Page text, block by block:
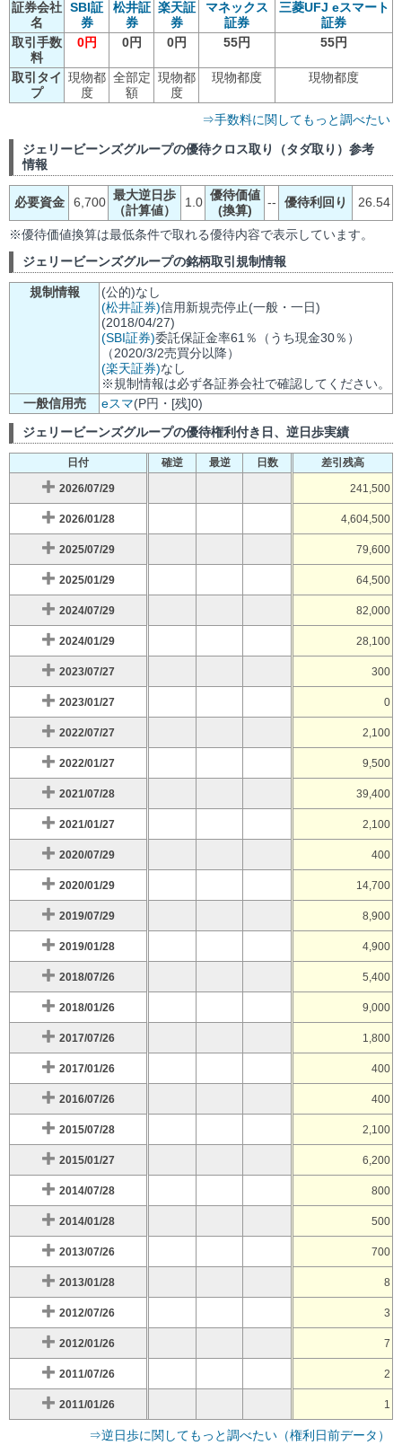
証券会社
名
SBI証
券
松井証
券
楽天証
券
マネックス
証券
三菱UFJ eスマート
証券
取引手数
料
0円 0円 0円 55円 55円
取引タイ
プ
現物都
度
全部定
額
現物都
度
現物都度 現物都度
⇒手数料に関してもっと調べたい
ジェリービーンズグループの優待クロス取り（タダ取り）参考
情報
必要資金 6,700 最大逆日歩
（計算値）
1.0 優待価値
(換算)
-- 優待利回り 26.54
※優待価値換算は最低条件で取れる優待内容で表示しています。
ジェリービーンズグループの銘柄取引規制情報
規制情報
(公的)なし
(松井証券)信用新規売停止(一般・一日)
(2018/04/27)
(SBI証券)委託保証金率61％（うち現金30％）
（2020/3/2売買分以降）
(楽天証券)なし
※規制情報は必ず各証券会社で確認してください。
一般信用売
eスマ(P円・[残]0)
ジェリービーンズグループの優待権利付き日、逆日歩実績
日付 確逆 最逆 日数 差引残高
2026/07/29 241,500
2026/01/28 4,604,500
2025/07/29 79,600
2025/01/29 64,500
2024/07/29 82,000
2024/01/29 28,100
2023/07/27 300
2023/01/27 0
2022/07/27 2,100
2022/01/27 9,500
2021/07/28 39,400
2021/01/27 2,100
2020/07/29 400
2020/01/29 14,700
2019/07/29 8,900
2019/01/28 4,900
2018/07/26 5,400
2018/01/26 9,000
2017/07/26 1,800
2017/01/26 400
2016/07/26 400
2015/07/28 2,100
2015/01/27 6,200
2014/07/28 800
2014/01/28 500
2013/07/26 700
2013/01/28 8
2012/07/26 3
2012/01/26 7
2011/07/26 2
2011/01/26 1
⇒逆日歩に関してもっと調べたい（権利日前データ）